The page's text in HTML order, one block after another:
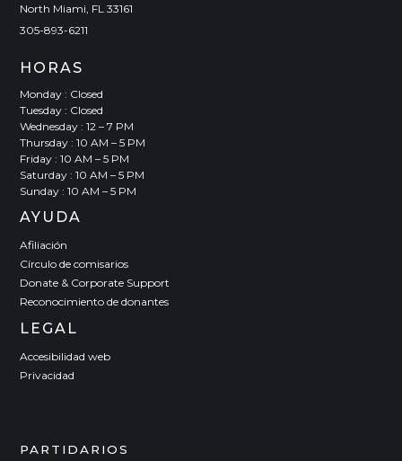
North Miami, FL 33161
305-893-6211
HORAS
Monday : Closed
Tuesday : Closed
Wednesday : 12 – 7 PM
Thursday : 10 AM – 5 PM
Friday : 10 AM – 5 PM
Saturday : 10 AM – 5 PM
Sunday : 10 AM – 5 PM
AYUDA
Afiliación
Círculo de comisarios
Donate & Corporate Support
Reconocimiento de donantes
LEGAL
Accesibilidad web
Privacidad
PARTIDARIOS